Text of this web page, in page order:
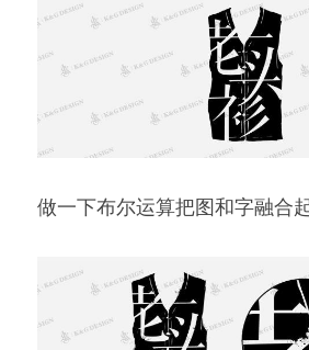
做一下布尔运算把图和字融合起